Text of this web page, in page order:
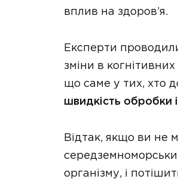
вплив на здоров’я.
Експерти
зміни в когнітивних
що саме у тих, хто
швидкість обробки
Відтак, якщо ви не
організму, і